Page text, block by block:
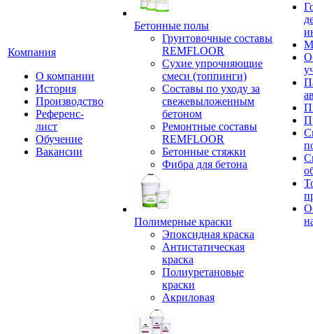
Компания
О компании
История
Производство
Референс-
лист
Обучение
Вакансии
Бетонные полы
Грунтовочные составы
REMFLOOR
Сухие упрочняющие
смеси (топпинги)
Составы по уходу за
свежевыложенным
бетоном
Ремонтные составы
REMFLOOR
Бетонные стяжки
Фибра для бетона
Полимерные краски
Эпоксидная краска
Антистатическая
краска
Полиуретановые
краски
Акриловая